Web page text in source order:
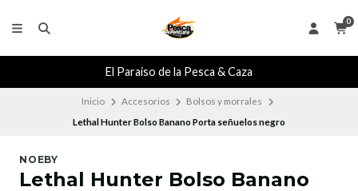
0
El Paraiso de la Pesca & Caza
Inicio Accesorios
Bolsos y morrales
Lethal Hunter Bolso Banano Porta señuelos negro
NOEBY
Lethal Hunter Bolso Banano